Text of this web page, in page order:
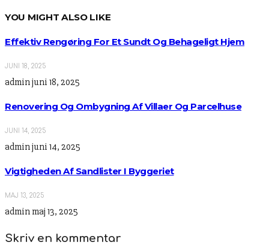
YOU MIGHT ALSO LIKE
Effektiv Rengøring For Et Sundt Og Behageligt Hjem
JUNI 18, 2025
adminjuni 18, 2025
Renovering Og Ombygning Af Villaer Og Parcelhuse
JUNI 14, 2025
adminjuni 14, 2025
Vigtigheden Af Sandlister I Byggeriet
MAJ 13, 2025
admin maj 13, 2025
Skriv en kommentar